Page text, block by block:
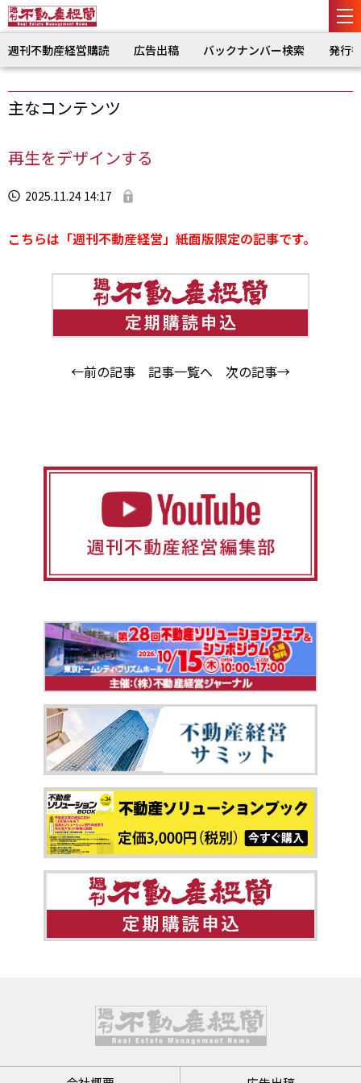
週刊不動産経営購読 広告出稿 バックナンバー検索 発行
主なコンテンツ
再生をデザインする
2025.11.24 14:17
こちらは「週刊不動産経営」紙面版限定の記事です。
←前の記事 記事一覧へ 次の記事→